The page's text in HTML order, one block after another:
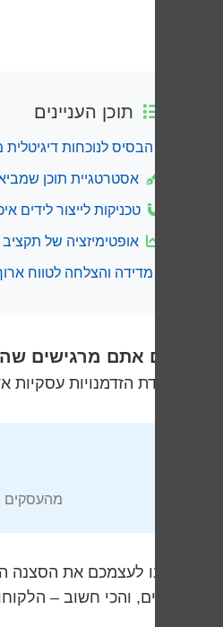
תוכן העניינים
הבסיס לנוכחות
אסטרטגיית תוכן
טכניקות לייצור לידים
אופטימיזציה של תקציב
מדידה והצלחה לטווח
האם אתם מרגישים
הפסדת הזדמנויות
מהעסקים
נכנסים, והכי חשוב –